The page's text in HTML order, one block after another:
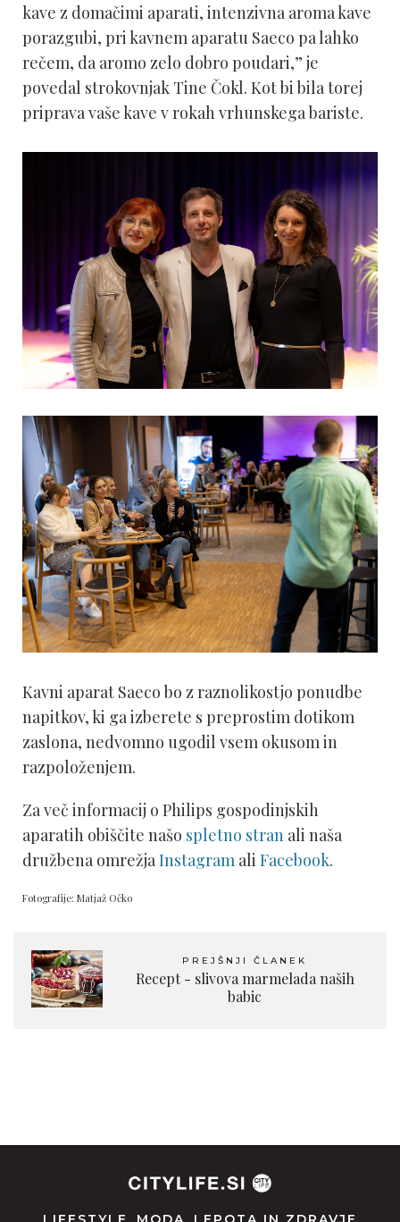
kave z domačimi aparati, intenzivna aroma kave
porazgubi, pri kavnem aparatu Saeco pa lahko
rečem, da aromo zelo dobro poudari,” je
povedal strokovnjak Tine Čokl. Kot bi bila torej
priprava vaše kave v rokah vrhunskega bariste.
Kavni aparat Saeco bo z raznolikostjo ponudbe
napitkov, ki ga izberete s preprostim dotikom
zaslona, nedvomno ugodil vsem okusom in
razpoloženjem.
Za več informacij o Philips gospodinjskih
aparatih obiščite našo spletno stran ali naša
družbena omrežjaInstagram ali Facebook.
Fotografije: Matjaž Očko
PREJŠNJI ČLANEK
Recept - slivova marmelada naših
babic